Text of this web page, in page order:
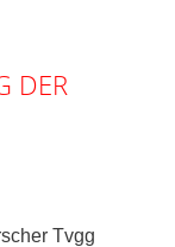
DER
Tvgg